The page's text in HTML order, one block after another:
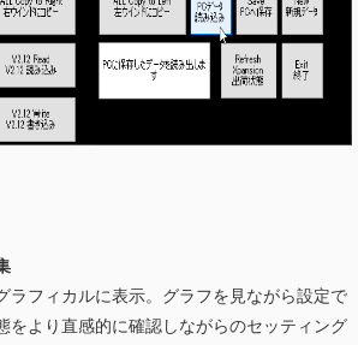
フィカルに表示。グラフを見ながら設定で
をより直感的に確認しながらのセッティング